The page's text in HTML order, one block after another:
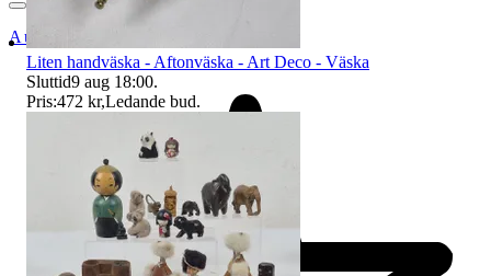
Auktionsbyra
Liten handväska - Aftonväska - Art Deco - Väska
Sluttid9 aug 18:00.
Pris:472 kr,Ledande bud.